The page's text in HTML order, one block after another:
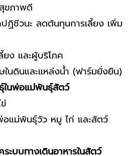
ขภาพดี
ปฏิชีวนะ ลดต้นทุนการเลี้ยง เพิ่ม
ง และผู้บริโภค
ในดินและแหล่งน้ำ (ฟาร์มยั่งยืน)
นพ่อแม่พันธุ์สัตว์
อแม่พันธุ์วัว หมู ไก่ และสัตว์
ะบบทางเดินอาหารในสัตว์